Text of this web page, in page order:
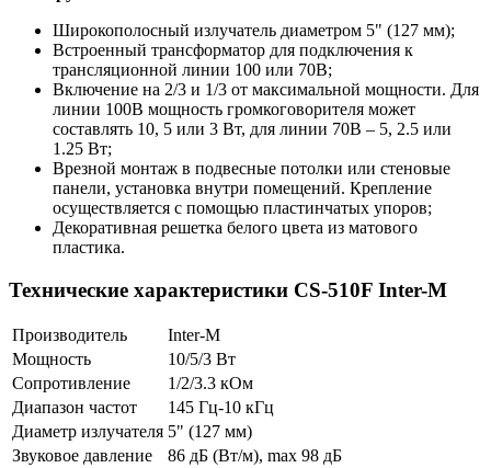
Широкополосный излучатель диаметром 5" (127 мм);
Встроенный трансформатор для подключения к
трансляционной линии 100 или 70В;
Включение на 2/3 и 1/3 от максимальной мощности. Для
линии 100В мощность громкоговорителя может
составлять 10, 5 или 3 Вт, для линии 70В – 5, 2.5 или
1.25 Вт;
Врезной монтаж в подвесные потолки или стеновые
панели, установка внутри помещений. Крепление
осуществляется с помощью пластинчатых упоров;
Декоративная решетка белого цвета из матового
пластика.
Технические характеристики CS-510F Inter-M
Производитель
Inter-M
Мощность
10/5/3 Вт
Сопротивление
1/2/3.3 кОм
Диапазон частот
145 Гц-10 кГц
Диаметр излучателя 5" (127 мм)
Звуковое давление
86 дБ (Вт/м), max 98 дБ